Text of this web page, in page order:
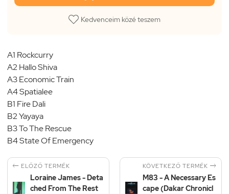
Kedvenceim közé teszem
A1 Rockcurry
A2 Hallo Shiva
A3 Economic Train
A4 Spatialee
B1 Fire Dali
B2 Yayaya
B3 To The Rescue
B4 State Of Emergency
 ELŐZŐ TERMÉK
Loraine James - Deta
ched From The Rest
KÖVETKEZŐ TERMÉK 
M83 - A Necessary Es
cape (Dakar Chronicl